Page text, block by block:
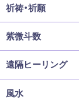
祈祷・祈願
紫微斗数
遠隔ヒーリング
風水